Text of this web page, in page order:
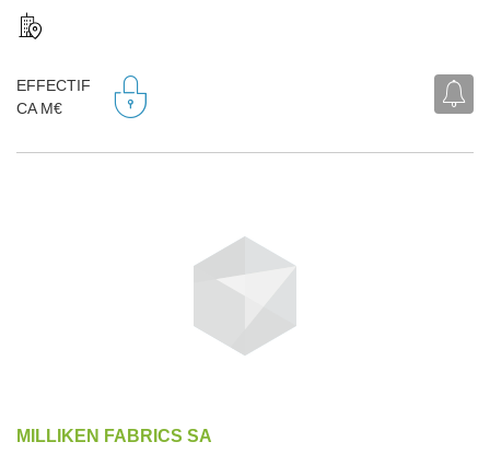
EFFECTIF
CA M€
MILLIKEN FABRICS SA